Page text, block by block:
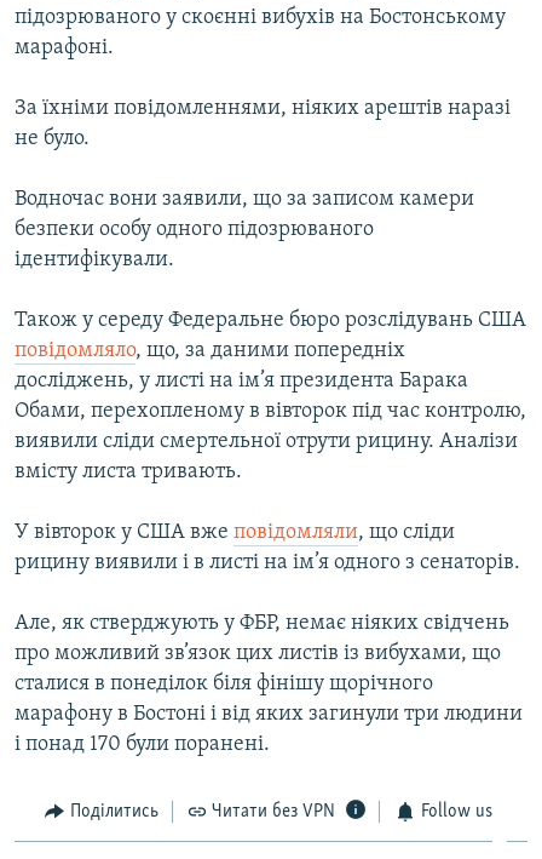
СПЕЦПРОЕКТИ
ДЕПОРТАЦІЯ
ВІДЕОУРОКИ «ELIFBE»
СВІДЧЕННЯ ОКУПАЦІЇ
УКРАЇНСЬКА ПРОБЛЕМА КРИМУ
ІНФОГРАФІКА
ЯК ОБІЙТИ БЛОКУВАННЯ
Русский
ДОЛУЧАЙСЯ!
Усі сайти RFE/RL
підозрюваного у скоєнні вибухів на Бостонському
марафоні.
За їхніми повідомленнями, ніяких арештів наразі
не було.
Водночас вони заявили, що за записом камери
безпеки особу одного підозрюваного
ідентифікували.
Також у середу Федеральне бюро розслідувань США
повідомляло, що, за даними попередніх
досліджень, у листі на ім’я президента Барака
Обами, перехопленому в вівторок під час контролю,
виявили сліди смертельної отрути рицину. Аналізи
вмісту листа тривають.
У вівторок у США вже повідомляли, що сліди
рицину виявили і в листі на ім’я одного з сенаторів.
Але, як стверджують у ФБР, немає ніяких свідчень
про можливий зв’язок цих листів із вибухами, що
сталися в понеділок біля фінішу щорічного
марафону в Бостоні і від яких загинули три людини
і понад 170 були поранені.
Поділитись Читати без VPN Follow us